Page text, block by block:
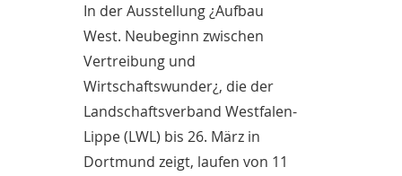
In der Ausstellung ¿Aufbau
West. Neubeginn zwischen
Vertreibung und
Wirtschaftswunder¿, die der
Landschaftsverband Westfalen-
Lippe (LWL) bis 26. März in
Dortmund zeigt, laufen von 11